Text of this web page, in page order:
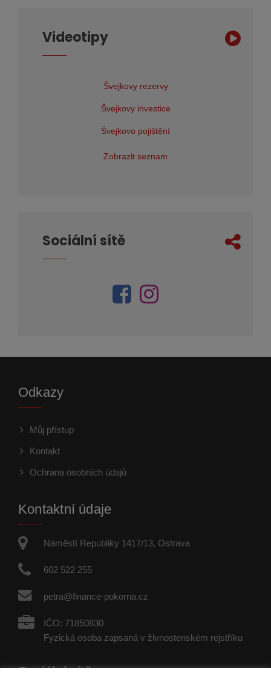
Videotipy
Švejkovy rezervy
Švejkovy investice
Švejkovo pojištění
Zobrazit seznam
Sociální sítě
Odkazy
Můj přístup
Kontakt
Ochrana osobních údajů
Kontaktní údaje
Náměstí Republiky 1417/13, Ostrava
602 522 255
petra@finance-pokorna.cz
IČO: 71850830
Fyzická osoba zapsaná v živnostenském rejstříku
Sociální sítě